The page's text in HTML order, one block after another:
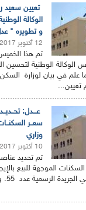
تعيين سعيد
الوكالة
و تطويره "
12 أكتوبر 2017
تم هذا
الوكالة الوطنية لتحسين
علم في بيان لوزارة السكن
تعيين...
عـــدل:
سعــر
وزاري
10 أكتوبر 2017
تم تحديد
السكنات الموجهة للبيع